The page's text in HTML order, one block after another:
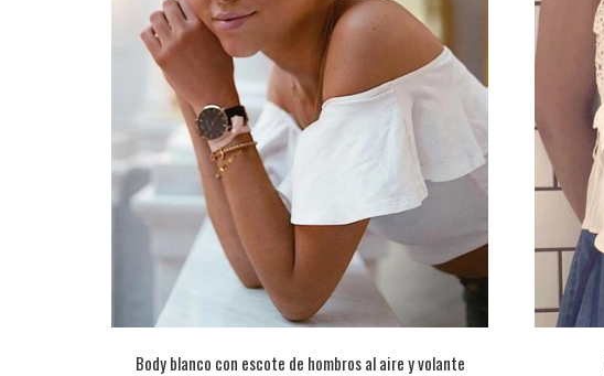
Body blanco con escote de hombros al aire y volante